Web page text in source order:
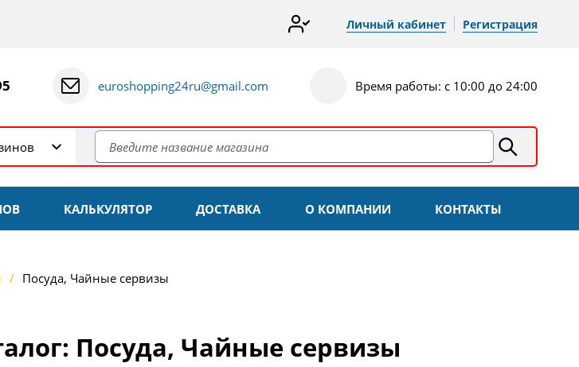
Личный кабинет Регистрация
euroshopping24ru@gmail.com Время работы: с 10:00 до 24:00
КАЛЬКУЛЯТОР ДОСТАВКА О КОМПАНИИ КОНТАКТЫ
Посуда, Чайные сервизы
Посуда, Чайные сервизы